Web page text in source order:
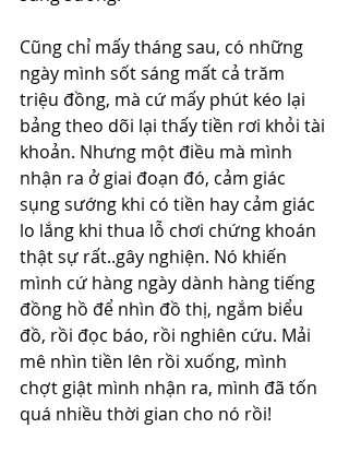
Cũng chỉ mấy tháng sau, có những
ngày mình sốt sáng mất cả trăm
triệu đồng, mà cứ mấy phút kéo lại
bảng theo dõi lại thấy tiền rơi khỏi tài
khoản. Nhưng một điều mà mình
nhận ra ở giai đoạn đó, cảm giác
sụng sướng khi có tiền hay cảm giác
lo lắng khi thua lỗ chơi chứng khoán
thật sự rất..gây nghiện. Nó khiến
mình cứ hàng ngày dành hàng tiếng
đồng hồ để nhìn đồ thị, ngắm biểu
đồ, rồi đọc báo, rồi nghiên cứu. Mải
mê nhìn tiền lên rồi xuống, mình
chợt giật mình nhận ra, mình đã tốn
quá nhiều thời gian cho nó rồi!